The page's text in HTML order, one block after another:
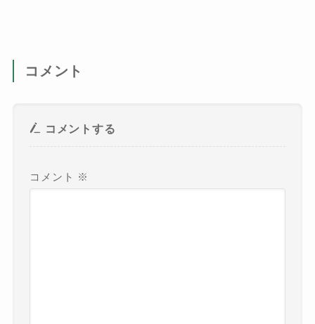
コメント
コメントする
コメント ※